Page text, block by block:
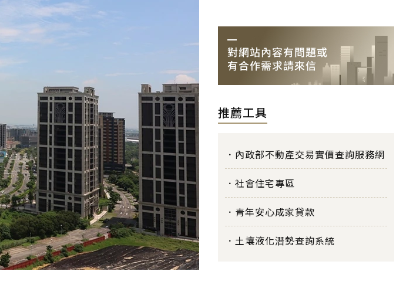
推薦工具
內政部不動產交易實價查詢服務網
社會住宅專區
青年安心成家貸款
土壤液化潛勢查詢系統